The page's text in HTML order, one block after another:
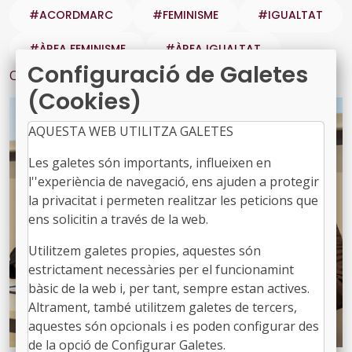
#ACORDMARC #FEMINISME #IGUALTAT
#ÀREA FEMINISME #ÀREA IGUALTAT
Contingut relacionat
Configuració de Galetes
(Cookies)
AQUESTA WEB UTILITZA GALETES
Les galetes són importants, influeixen en
l''experiència de navegació, ens ajuden a protegir
la privacitat i permeten realitzar les peticions que
ens solicitin a través de la web.
Utilitzem galetes propies, aquestes són
estrictament necessàries per el funcionamint
bàsic de la web i, per tant, sempre estan actives.
Altrament, també utilitzem galetes de tercers,
aquestes són opcionals i es poden configurar des
de la opció de Configurar Galetes.